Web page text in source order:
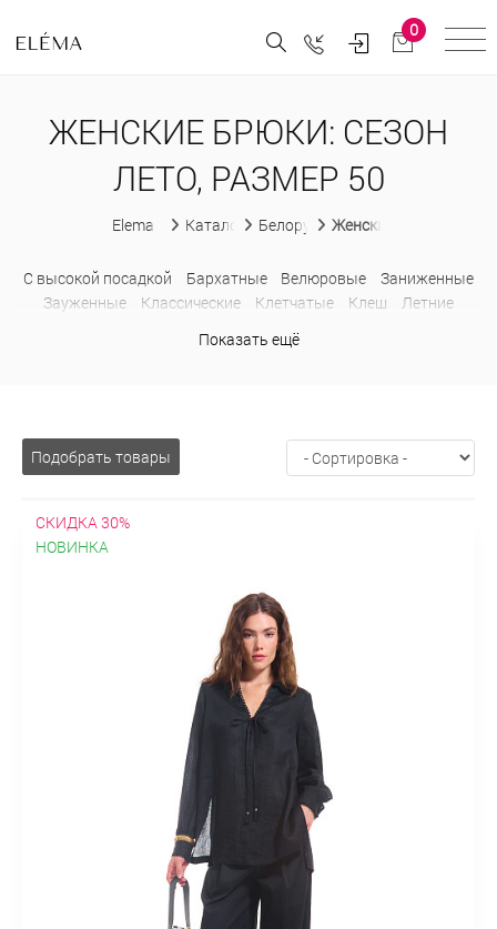
0
ЖЕНСКИЕ БРЮКИ: СЕЗОН
ЛЕТО, РАЗМЕР 50
Elema Каталог Белорусская женская одежда
Женские брюки
C высокой посадкой Бархатные Велюровые
Заниженные
Зауженные
Классические Клетчатые Клеш
Летние
С карманами С лампасами
Показать ещё
Подобрать товары
СКИДКА 30%
НОВИНКА